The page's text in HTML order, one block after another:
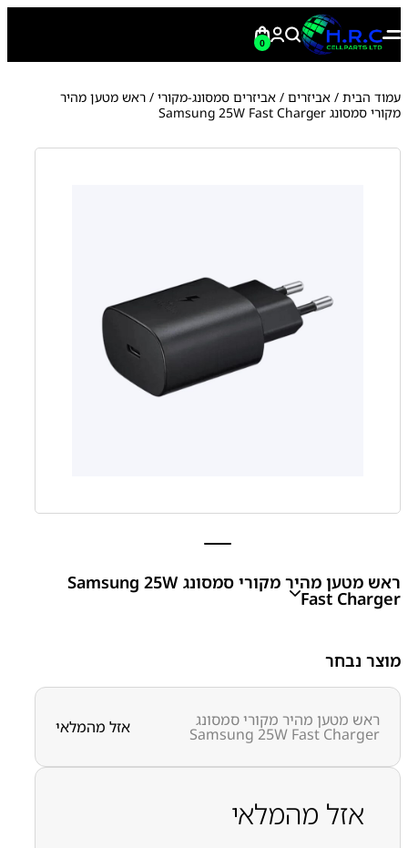
0
עמוד הבית / אביזרים / אביזרים סמסונג-מקורי / ראש מטען מהיר
מקורי סמסונג Samsung 25W Fast Charger
ראש מטען מהיר מקורי סמסונג Samsung 25W
Fast Charger
₪ 70.00
מק״ט:7000000005
קטגוריות:
מוצר נבחר
ראש מטען מהיר מקורי סמסונג
Samsung 25W Fast Charger אזל מהמלאי
אזל מהמלאי